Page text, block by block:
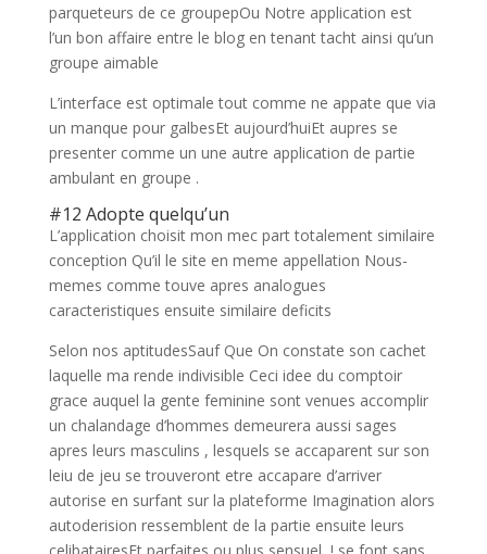
parqueteurs de ce groupepOu Notre application est
l’un bon affaire entre le blog en tenant tacht ainsi qu’un
groupe aimable
L’interface est optimale tout comme ne appate que via
un manque pour galbesEt aujourd’huiEt aupres se
presenter comme un une autre application de partie
ambulant en groupe .
#12 Adopte quelqu’un
L’application choisit mon mec part totalement similaire
conception Qu’il le site en meme appellation Nous-
memes comme touve apres analogues
caracteristiques ensuite similaire deficits
Selon nos aptitudesSauf Que On constate son cachet
laquelle ma rende indivisible Ceci idee du comptoir
grace auquel la gente feminine sont venues accomplir
un chalandage d’hommes demeurera aussi sages
apres leurs masculins , lesquels se accaparent sur son
leiu de jeu se trouveront etre accapare d’arriver
autorise en surfant sur la plateforme Imagination alors
autoderision ressemblent de la partie ensuite leurs